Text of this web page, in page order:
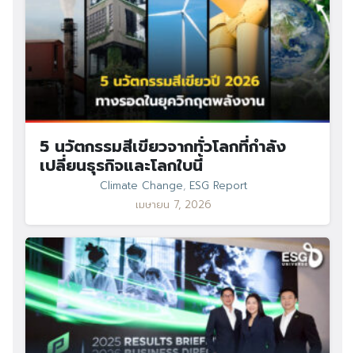
5 นวัตกรรมสีเขียวจากทั่วโลกที่กำลัง
เปลี่ยนธุรกิจและโลกใบนี้
Climate Change, ESG Report
เมษายน 7, 2026